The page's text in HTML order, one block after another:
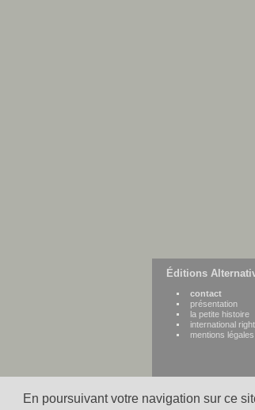
En poursuivant votre navigation sur ce
Éditions
contact
présentation
la petite histoire
international
mentions légales